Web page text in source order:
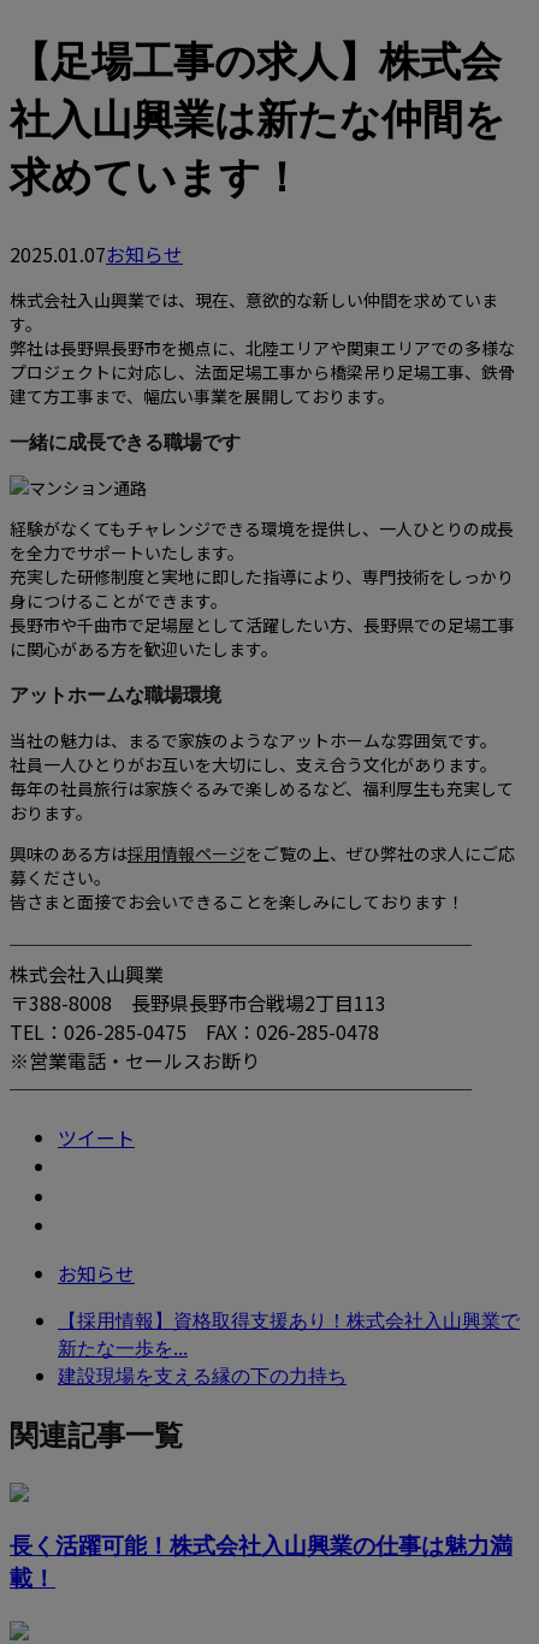
【足場工事の求人】株式会
社入山興業は新たな仲間を
求めています！
2025.01.07お知らせ
株式会社入山興業では、現在、意欲的な新しい仲間を求めていま
す。
弊社は長野県長野市を拠点に、北陸エリアや関東エリアでの多様な
プロジェクトに対応し、法面足場工事から橋梁吊り足場工事、鉄骨
建て方工事まで、幅広い事業を展開しております。
一緒に成長できる職場です
経験がなくてもチャレンジできる環境を提供し、一人ひとりの成長
を全力でサポートいたします。
充実した研修制度と実地に即した指導により、専門技術をしっかり
身につけることができます。
長野市や千曲市で足場屋として活躍したい方、長野県での足場工事
に関心がある方を歓迎いたします。
アットホームな職場環境
当社の魅力は、まるで家族のようなアットホームな雰囲気です。
社員一人ひとりがお互いを大切にし、支え合う文化があります。
毎年の社員旅行は家族ぐるみで楽しめるなど、福利厚生も充実して
おります。
興味のある方は採用情報ページをご覧の上、ぜひ弊社の求人にご応
募ください。
皆さまと面接でお会いできることを楽しみにしております！
────────────────────────
株式会社入山興業
〒388-8008 長野県長野市合戦場2丁目113
TEL：026-285-0475 FAX：026-285-0478
※営業電話・セールスお断り
────────────────────────
ツイート
お知らせ
【採用情報】資格取得支援あり！株式会社入山興業で
新たな一歩を...
建設現場を支える縁の下の力持ち
関連記事一覧
長く活躍可能！株式会社入山興業の仕事は魅力満
載！